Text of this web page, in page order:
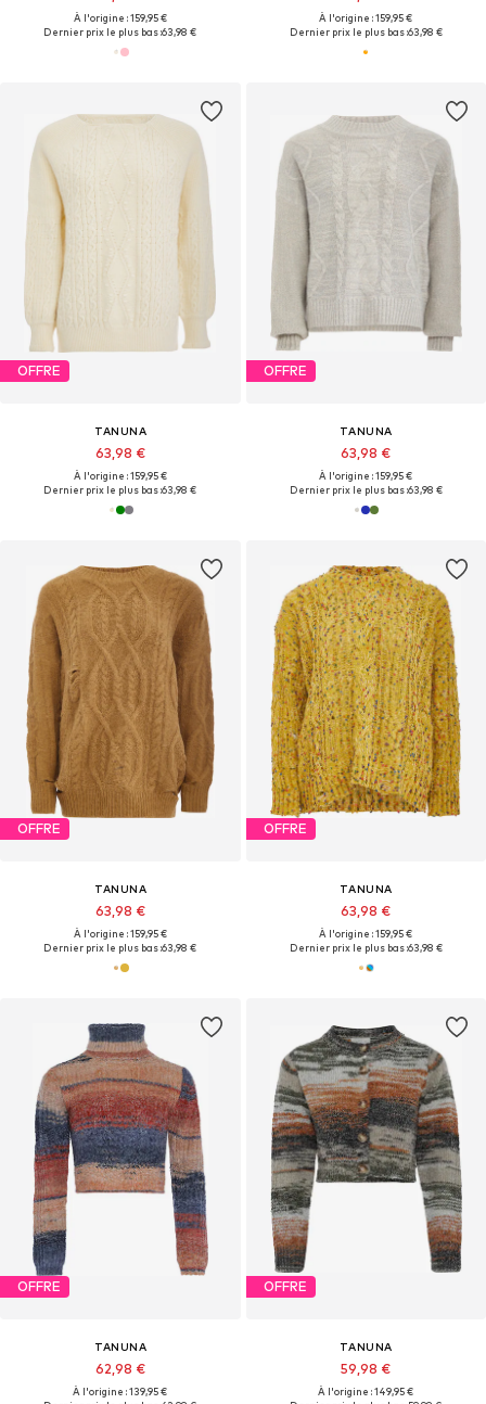
À l'origine : 159,95 €
Dernier prix le plus bas :63,98 €
À l'origine : 159,95 €
Dernier prix le plus bas :63,98 €
OFFRE
TANUNA
63,98 €
À l'origine : 159,95 €
Dernier prix le plus bas :63,98 €
OFFRE
TANUNA
63,98 €
À l'origine : 159,95 €
Dernier prix le plus bas :63,98 €
OFFRE
TANUNA
63,98 €
À l'origine : 159,95 €
Dernier prix le plus bas :63,98 €
OFFRE
TANUNA
63,98 €
À l'origine : 159,95 €
Dernier prix le plus bas :63,98 €
OFFRE
TANUNA
62,98 €
À l'origine : 139,95 €
OFFRE
TANUNA
59,98 €
À l'origine : 149,95 €